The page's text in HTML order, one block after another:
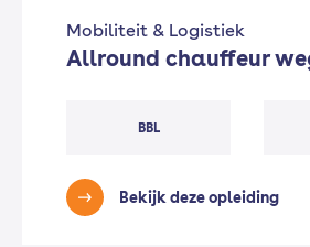
Mobiliteit & Logistiek
Allround chauffeur
BBL
Bekijk deze opleiding